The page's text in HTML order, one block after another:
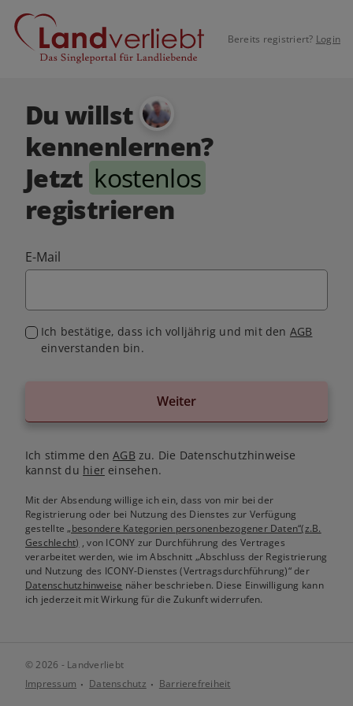
Bereits registriert? Login
Du willst
kennenlernen?
Jetzt kostenlos
registrieren
E-Mail
Ich bestätige, dass ich volljährig und mit den AGB
einverstanden bin.
Weiter
Ich stimme denAGB zu. Die Datenschutzhinweise
kannst du hiereinsehen.
Mit der Absendung willige ich ein, dass von mir bei der
Registrierung oder bei Nutzung des Dienstes zur Verfügung
gestellte„besondere Kategorien personenbezogener Daten“(z.B.
Geschlecht) , von ICONY zur Durchführung des Vertrages
verarbeitet werden, wie im Abschnitt „Abschluss der Registrierung
und Nutzung des ICONY-Dienstes (Vertragsdurchführung)“ der
Datenschutzhinweise näher beschrieben. Diese Einwilligung kann
ich jederzeit mit Wirkung für die Zukunft widerrufen.
© 2026 - Landverliebt
Impressum
Datenschutz Barrierefreiheit